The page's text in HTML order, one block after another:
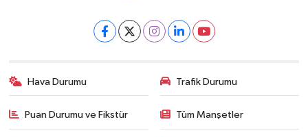
Hava Durumu Trafik Durumu
Puan Durumu ve Fikstür Tüm Manşetler